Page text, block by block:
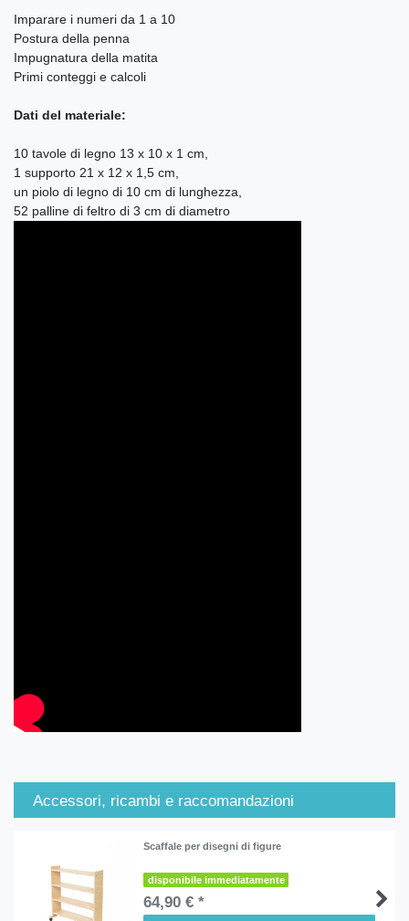
Imparare i numeri da 1 a 10
Postura della penna
Impugnatura della matita
Primi conteggi e calcoli
Dati del materiale:
10 tavole di legno 13 x 10 x 1 cm,
1 supporto 21 x 12 x 1,5 cm,
un piolo di legno di 10 cm di lunghezza,
52 palline di feltro di 3 cm di diametro
Accessori, ricambi e raccomandazioni
Scaffale per disegni di figure
disponibile immediatamente
64,90 € *